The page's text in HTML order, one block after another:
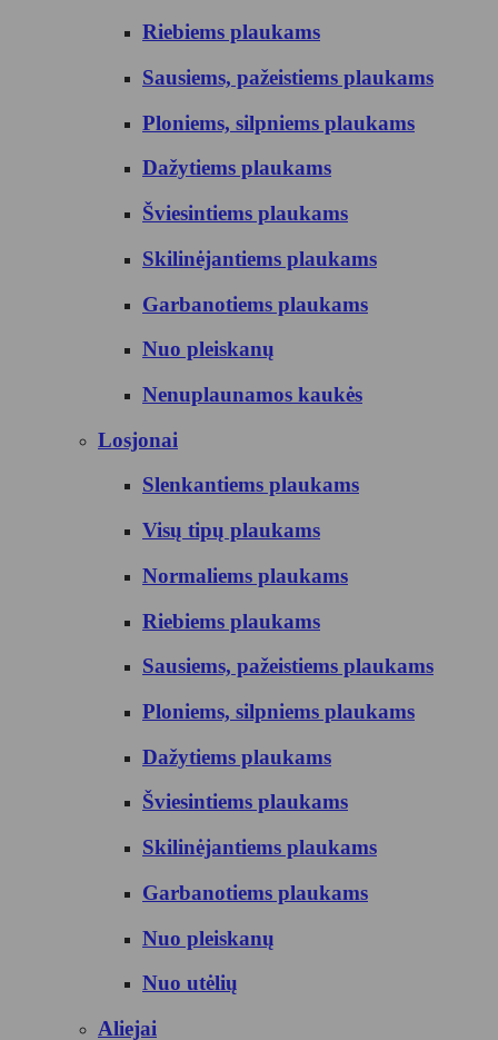
Riebiems plaukams
Sausiems, pažeistiems plaukams
Ploniems, silpniems plaukams
Dažytiems plaukams
Šviesintiems plaukams
Skilinėjantiems plaukams
Garbanotiems plaukams
Nuo pleiskanų
Nenuplaunamos kaukės
Losjonai
Slenkantiems plaukams
Visų tipų plaukams
Normaliems plaukams
Riebiems plaukams
Sausiems, pažeistiems plaukams
Ploniems, silpniems plaukams
Dažytiems plaukams
Šviesintiems plaukams
Skilinėjantiems plaukams
Garbanotiems plaukams
Nuo pleiskanų
Nuo utėlių
Aliejai